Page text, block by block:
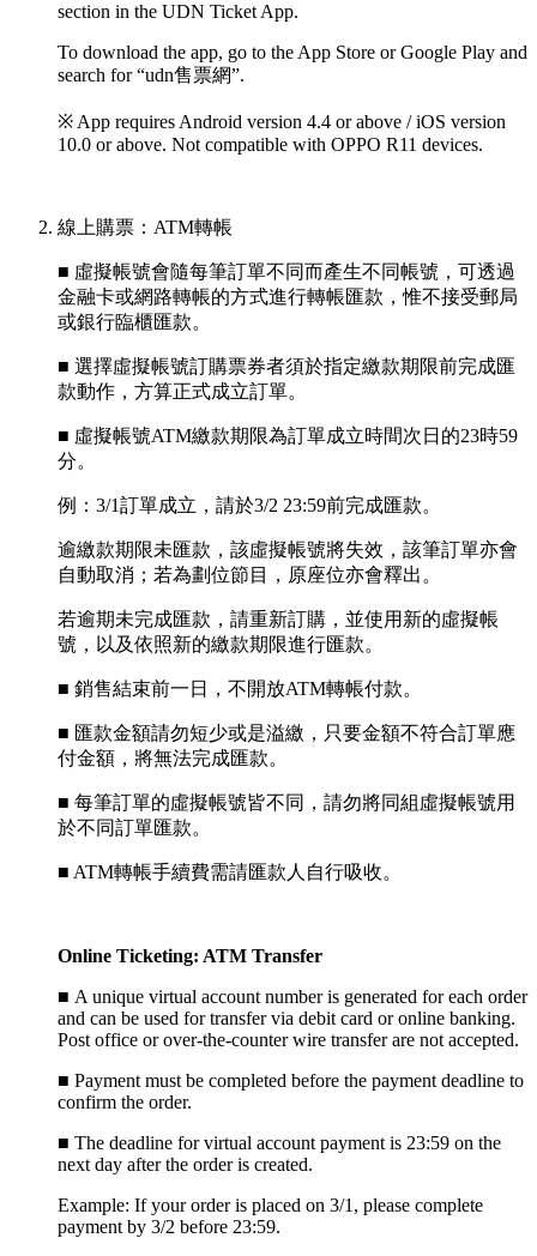
section in the UDN Ticket App.
To download the app, go to the App Store or Google Play and
search for “udn售票網”.
※ App requires Android version 4.4 or above / iOS version
10.0 or above. Not compatible with OPPO R11 devices.
線上購票：ATM轉帳
■ 虛擬帳號會隨每筆訂單不同而產生不同帳號，可透過
金融卡或網路轉帳的方式進行轉帳匯款，惟不接受郵局
或銀行臨櫃匯款。
■ 選擇虛擬帳號訂購票券者須於指定繳款期限前完成匯
款動作，方算正式成立訂單。
■ 虛擬帳號ATM繳款期限為訂單成立時間次日的23時59
分。
例：3/1訂單成立，請於3/2 23:59前完成匯款。
逾繳款期限未匯款，該虛擬帳號將失效，該筆訂單亦會
自動取消；若為劃位節目，原座位亦會釋出。
若逾期未完成匯款，請重新訂購，並使用新的虛擬帳
號，以及依照新的繳款期限進行匯款。
■ 銷售結束前一日，不開放ATM轉帳付款。
■ 匯款金額請勿短少或是溢繳，只要金額不符合訂單應
付金額，將無法完成匯款。
■ 每筆訂單的虛擬帳號皆不同，請勿將同組虛擬帳號用
於不同訂單匯款。
■ ATM轉帳手續費需請匯款人自行吸收。
Online Ticketing: ATM Transfer
■ A unique virtual account number is generated for each order
and can be used for transfer via debit card or online banking.
Post office or over-the-counter wire transfer are not accepted.
■ Payment must be completed before the payment deadline to
confirm the order.
■ The deadline for virtual account payment is 23:59 on the
next day after the order is created.
Example: If your order is placed on 3/1, please complete
payment by 3/2 before 23:59.